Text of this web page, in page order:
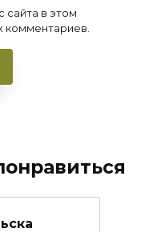
сайта в этом
комментариев.